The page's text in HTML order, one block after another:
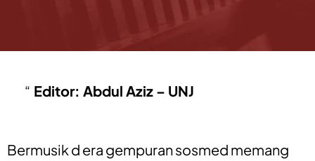
Editor: Abdul Aziz – UNJ
Bermusik d era gempuran sosmed memang